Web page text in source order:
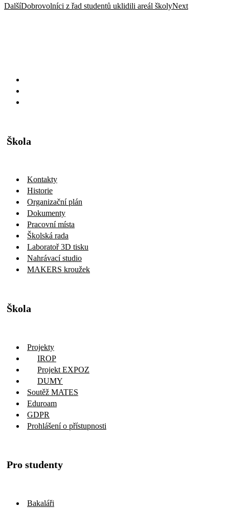
DalšíDobrovolníci z řad studentů uklidili areál školyNext
Škola
Kontakty
Historie
Organizační plán
Dokumenty
Pracovní místa
Školská rada
Laboratoř 3D tisku
Nahrávací studio
MAKERS kroužek
Škola
Projekty
IROP
Projekt EXPOZ
DUMY
Soutěž MATES
Eduroam
GDPR
Prohlášení o přístupnosti
Pro studenty
Bakaláři